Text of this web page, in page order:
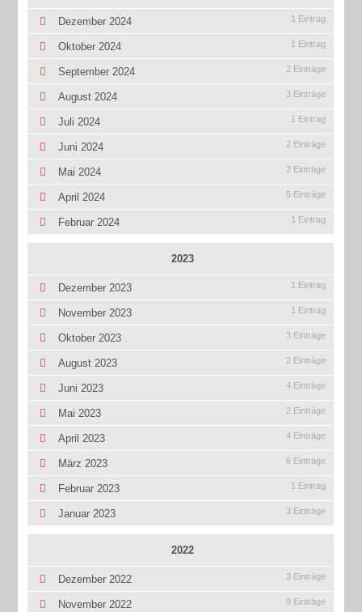
Dezember 2024 1 Eintrag
Oktober 2024 1 Eintrag
September 2024 2 Einträge
August 2024 3 Einträge
Juli 2024 1 Eintrag
Juni 2024 2 Einträge
Mai 2024 2 Einträge
April 2024 5 Einträge
Februar 2024 1 Eintrag
2023
Dezember 2023 1 Eintrag
November 2023 1 Eintrag
Oktober 2023 3 Einträge
August 2023 2 Einträge
Juni 2023 4 Einträge
Mai 2023 2 Einträge
April 2023 4 Einträge
März 2023 6 Einträge
Februar 2023 1 Eintrag
Januar 2023 3 Einträge
2022
Dezember 2022 3 Einträge
November 2022 9 Einträge